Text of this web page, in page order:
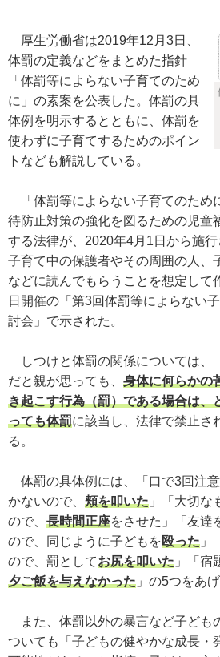
厚生労働省は2019年12月3日、
体罰の定義などをまとめた指針
「体罰等によらない子育てのため
に」の素案を公表した。体罰の具
体例を明示するとともに、体罰を
使わずに子育てするためのポイン
トなども解説している。
「体罰等によらない子育てのため
待防止対策の強化を図るための児童
する法律が、2020年4月1日から施行
子育て中の保護者やその周囲の人、
などに読んでもらうことを想定して
日開催の「第3回体罰等によらない
討会」で示された。
しつけと体罰の関係については、
だと親が思っても、 身体に何らかの
き起こす行為（罰）である場合は、
っても体罰に該当し、法律で禁止さ
る。
体罰の具体例には、「口で3回注
かないので、 頬を叩いた 」「大切な
ので、 長時間正座をさせた」「友達
ので、同じように子どもを殴った 」
ので、罰としてお尻を叩いた 」「宿
夕ご飯を与えなかった 」の5つをあ
また、体罰以外の暴言など子ども
ついても「子どもの健やかな成長・